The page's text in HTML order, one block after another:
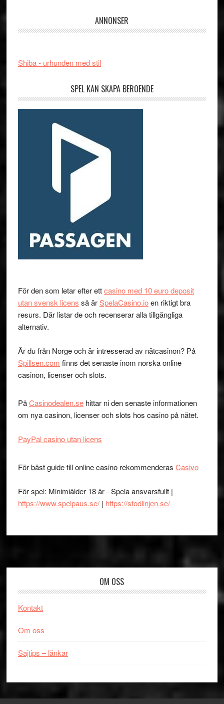
ANNONSER
Shiba - urhunden med stil
SPEL KAN SKAPA BEROENDE
För den som letar efter ettcasino med 10 euro deposit
utan svensk licens så ärSpelaCasino.ioen riktigt bra
resurs. Där listar de och recenserar alla tillgängliga
alternativ.
Är du från Norge och är intresserad av nätcasinon? På
Spillsen.com finns det senaste inom norska online
casinon, licenser och slots.
PåCasinodealen.sehittar ni den senaste informationen
om nya casinon, licenser och slots hos casino på nätet.
PayPal casino utan licens
För bäst guide till online casino rekommenderas Casivo
För spel: Minimiålder 18 år - Spela ansvarsfullt |
https://www.spelpaus.se/| https://stodlinjen.se/
OM OSS
Kontakt
Om oss
Sajtips – länkar